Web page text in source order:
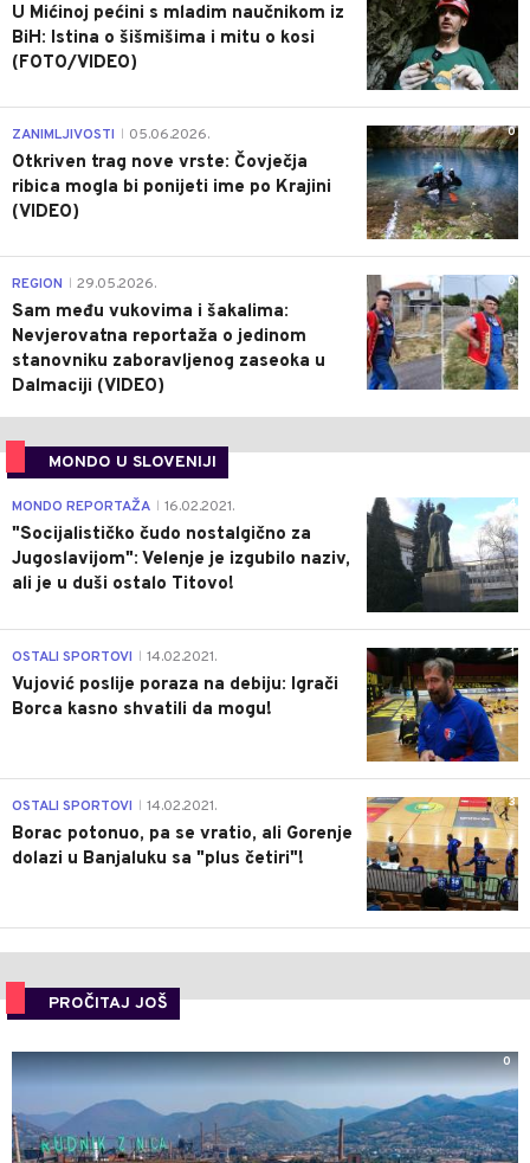
U Mićinoj pećini s mladim naučnikom iz
BiH: Istina o šišmišima i mitu o kosi
(FOTO/VIDEO)
0
ZANIMLJIVOSTI 05.06.2026.
Otkriven trag nove vrste: Čovječja
ribica mogla bi ponijeti ime po Krajini
(VIDEO)
0
REGION 29.05.2026.
Sam među vukovima i šakalima:
Nevjerovatna reportaža o jedinom
stanovniku zaboravljenog zaseoka u
Dalmaciji (VIDEO)
MONDO U SLOVENIJI
4
MONDO REPORTAŽA 16.02.2021.
"Socijalističko čudo nostalgično za
Jugoslavijom": Velenje je izgubilo naziv,
ali je u duši ostalo Titovo!
1
OSTALI SPORTOVI 14.02.2021.
Vujović poslije poraza na debiju: Igrači
Borca kasno shvatili da mogu!
3
OSTALI SPORTOVI 14.02.2021.
Borac potonuo, pa se vratio, ali Gorenje
dolazi u Banjaluku sa "plus četiri"!
PROČITAJ JOŠ
0